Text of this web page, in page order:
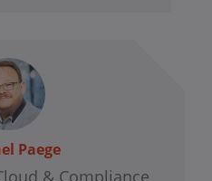
Paege
& Compliance